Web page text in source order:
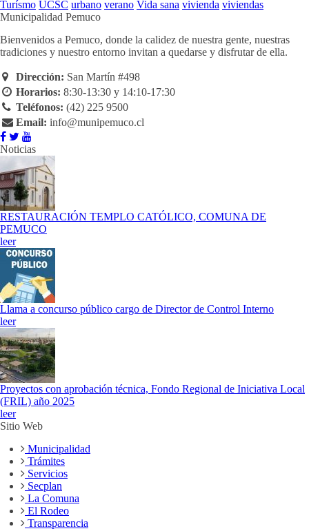
Turísmo UCSC urbano verano Vida sana vivienda viviendas
Municipalidad Pemuco
Bienvenidos a Pemuco, donde la calidez de nuestra gente, nuestras
tradiciones y nuestro entorno invitan a quedarse y disfrutar de ella.
Dirección: San Martín #498
Horarios: 8:30-13:30 y 14:10-17:30
Teléfonos: (42) 225 9500
Email: info@munipemuco.cl
Noticias
RESTAURACIÓN TEMPLO CATÓLICO, COMUNA DE
PEMUCO
leer
Llama a concurso público cargo de Director de Control Interno
leer
Proyectos con aprobación técnica, Fondo Regional de Iniciativa Local
(FRIL) año 2025
leer
Sitio Web
Municipalidad
Trámites
Servicios
Secplan
La Comuna
El Rodeo
Transparencia